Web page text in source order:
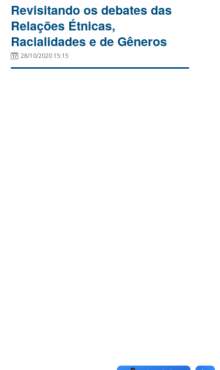
Revisitando os debates das
Relações Étnicas,
Racialidades e de Gêneros
28/10/2020 15:15